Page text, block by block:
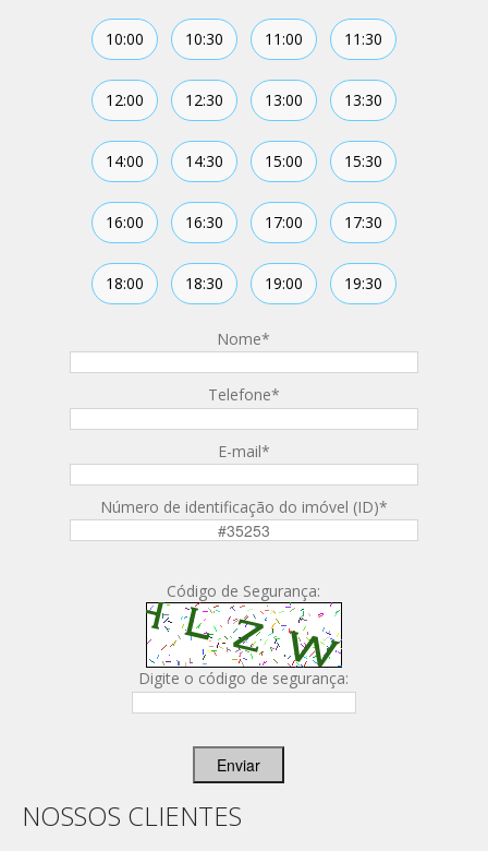
10:00 10:30 11:00 11:30
12:00 12:30 13:00 13:30
14:00 14:30 15:00 15:30
16:00 16:30 17:00 17:30
18:00 18:30 19:00 19:30
Nome*
Telefone*
E-mail*
Número de identificação do imóvel (ID)*
Código de Segurança:
Digite o código de segurança:
Enviar
NOSSOS CLIENTES